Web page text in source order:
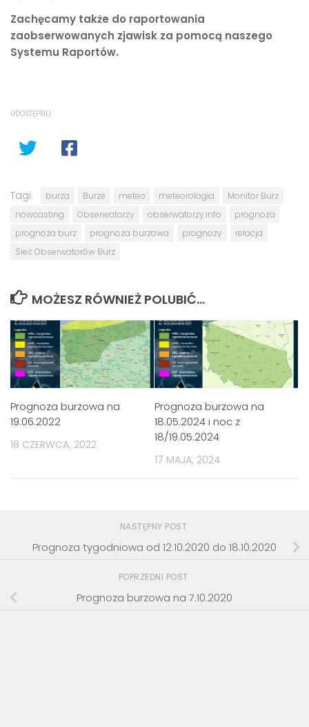
Zachęcamy także do raportowania
zaobserwowanych zjawisk za pomocą naszego
Systemu Raportów.
UDOSTĘPNIJ
Tagi: burza Burze meteo meteorologia
Monitor Burz
nowcasting
Obserwatorzy obserwatorzy.info
prognoza
prognoza burz
prognoza burzowa prognozy
relacja
Sieć Obserwatorów Burz
MOŻESZ RÓWNIEŻ POLUBIĆ…
Prognoza burzowa na
19.06.2022
18 CZERWCA, 2022
Prognoza burzowa na
18.05.2024 i noc z
18/19.05.2024
17 MAJA, 2024
NASTĘPNY POST
Prognoza tygodniowa od 12.10.2020 do 18.10.2020
POPRZEDNI POST
Prognoza burzowa na 7.10.2020